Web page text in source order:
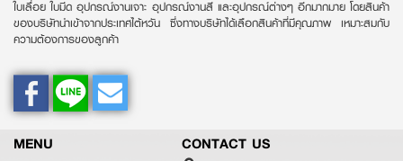
ใบเลื่อย ใบมีด อุปกรณ์งานเจาะ อุปกรณ์งานสี และอุปกรณ์ต่างๆ อีกมากมาย โดยสินค้า
ของบริษัทนำเข้าจากประเทศไต้หวัน ซึ่งทางบริษัทได้เลือกสินค้าที่มีคุณภาพ เหมาะสมกับ
ความต้องการของลูกค้า
MENU CONTACT US